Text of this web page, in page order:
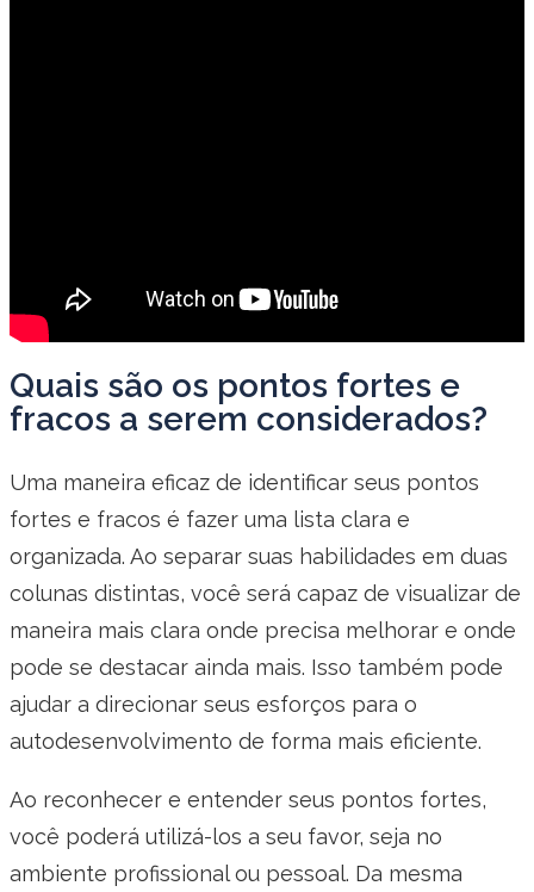
Quais são os pontos fortes e
fracos a serem considerados?
Uma maneira eficaz de identificar seus pontos
fortes e fracos é fazer uma lista clara e
organizada. Ao separar suas habilidades em duas
colunas distintas, você será capaz de visualizar de
maneira mais clara onde precisa melhorar e onde
pode se destacar ainda mais. Isso também pode
ajudar a direcionar seus esforços para o
autodesenvolvimento de forma mais eficiente.
Ao reconhecer e entender seus pontos fortes,
você poderá utilizá-los a seu favor, seja no
ambiente profissional ou pessoal. Da mesma